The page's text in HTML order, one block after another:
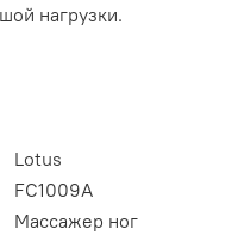
нагрузки.
Lotus
FC1009A
Массажер ног